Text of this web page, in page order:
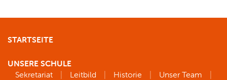
STARTSEITE
UNSERE SCHULE
Sekretariat
Leitbild Historie
Unser Team